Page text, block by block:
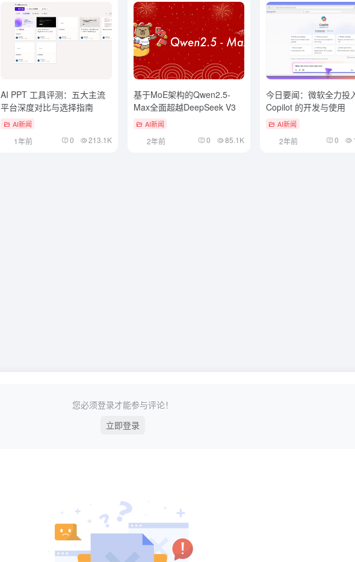
AI PPT 工具评测：五大主流
平台深度对比与选择指南
AI新闻
1年前 0 213.1K
基于MoE架构的Qwen2.5-
Max全面超越DeepSeek V3
AI新闻
2年前 0 85.1K
今日要闻：微软全力投
Copilot 的开发与使用
AI新闻
2年前 0
您必须登录才能参与评论！
立即登录